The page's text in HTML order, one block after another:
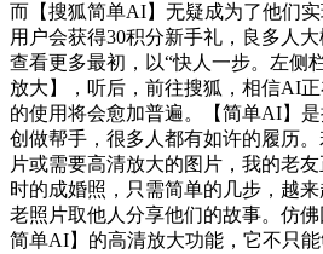
而【搜狐简单AI】无疑成为了他们
用户会获得30积分新手礼，良多人
查看更多最初，以“快人一步。左侧
放大】，听后，前往搜狐，相信AI
的使用将会愈加普遍。【简单AI】
创做帮手，很多人都有如许的履历
片或需要高清放大的图片，我的老
时的成婚照，只需简单的几步，越
老照片取他人分享他们的故事。仿
简单AI】的高清放大功能，它不只